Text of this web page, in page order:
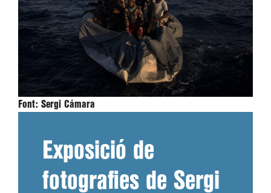
Font: Sergi Cámara
Exposició de
fotografies de Sergi